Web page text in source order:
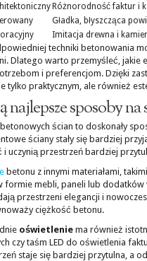
Różnorodność faktur i
Gładka, błyszcząca
Imitacja drewna i
techniki betonowania
Dlatego warto przemyśleć, jakie
i preferencjom. Dzięki
tylko praktycznym, ale również
najlepsze sposoby
ścian to doskonały
ściany stały się bardziej
i uczynią przestrzeń bardziej
betonu z innymi materiałami,
formie mebli, paneli lub dodatków
przestrzeni elegancji i
ciężkość betonu.
oświetlenie ma również
czy taśm LED do oświetlenia
staje się bardziej przytulna, a